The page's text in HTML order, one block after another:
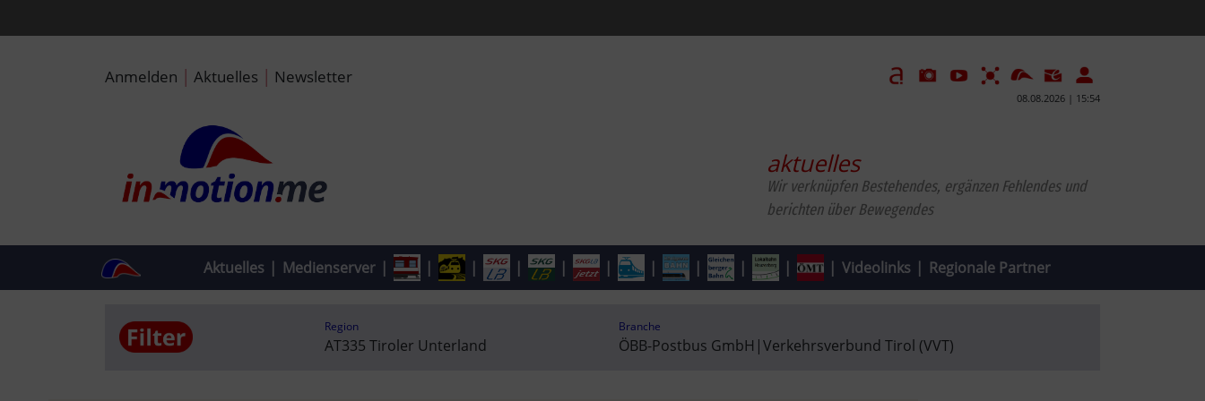
Anmelden | Aktuelles | Newsletter
08.08.2026 | 15:54
aktuelles
Wir verknüpfen Bestehendes, ergänzen Fehlendes und
berichten über Bewegendes
Aktuelles | Medienserver | | | | | | | | | | | Videolinks | Regionale Partner
Region
AT335 Tiroler Unterland
Branche
ÖBB-Postbus GmbH |Verkehrsverbund Tirol (VVT)